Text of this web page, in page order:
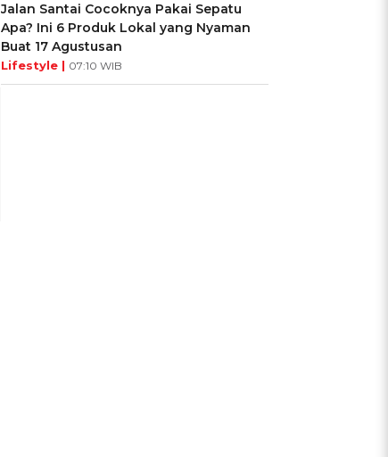
Jalan Santai Cocoknya Pakai Sepatu
Apa? Ini 6 Produk Lokal yang Nyaman
Buat 17 Agustusan
Lifestyle | 07:10 WIB